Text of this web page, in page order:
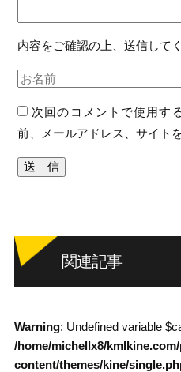
内容をご確認の上、送信して
次回のコメントで使用す
前、メールアドレス、サイト
関連記事
Warning: Undefined variable
/home/michellx8/
content/themes/kine/